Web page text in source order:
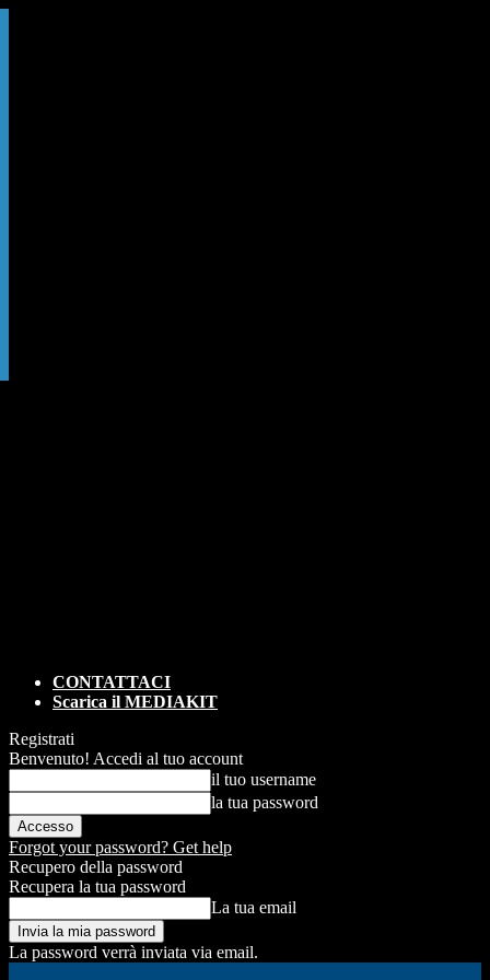
CONTATTACI
Scarica il MEDIAKIT
Registrati
Benvenuto! Accedi al tuo account
il tuo username
la tua password
Forgot your password? Get help
Recupero della password
Recupera la tua password
La tua email
La password verrà inviata via email.